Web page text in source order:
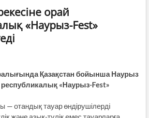
орай
«Наурыз-Fest»
Қазақстан бойынша Наурыз
республикалық «Наурыз-Fest»
— отандық тауар өндірушілерді